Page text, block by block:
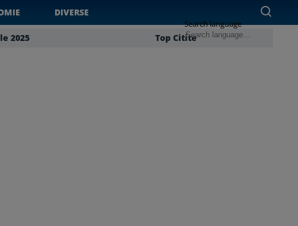
DIVERSE
2025 Top Citite
Search language